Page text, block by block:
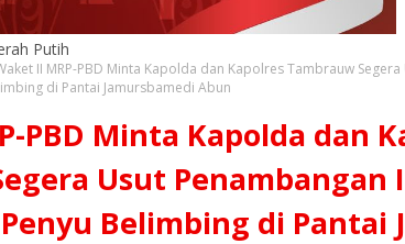
Putih
II MRP-PBD Minta Kapolda dan Kapolres Tambrauw
di Pantai Jamursbamedi Abun
PBD Minta Kapolda dan
Usut Penambangan
Belimbing di Pantai